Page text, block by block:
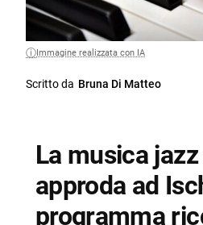
Immagine realizzata con IA
Scritto da Bruna Di Matteo
La musica
approda ad
programma